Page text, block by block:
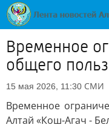
Временное
общего
15 мая 2026, 11:30 СМИ
Временное
Алтай «Кош-Агач -